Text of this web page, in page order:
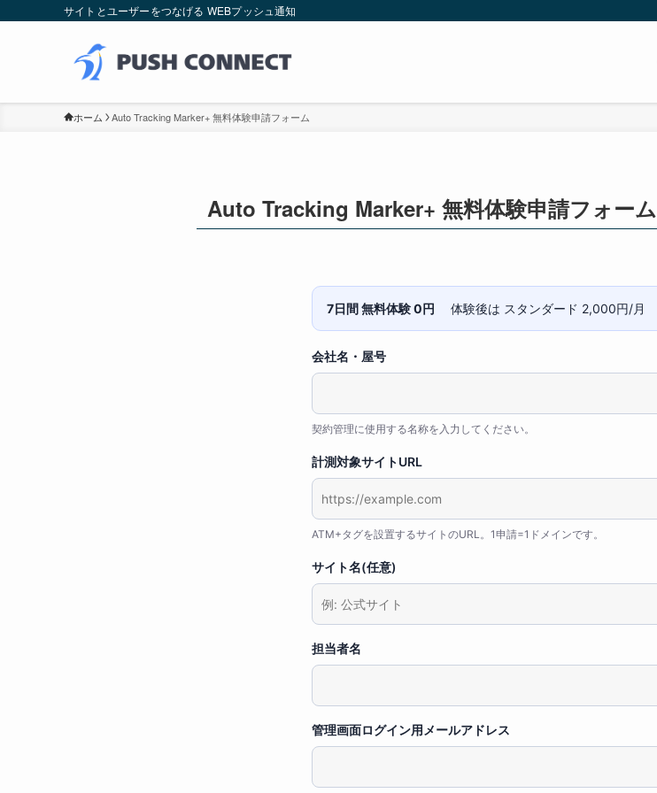
サイトとユーザーをつなげる WEBプッシュ通知
ホーム Auto Tracking Marker+ 無料体験申請フォーム
Auto Tracking Marker+ 無料体験申請フォーム
7日間 無料体験 0円 体験後は スタンダード 2,000円/月
会社名・屋号
契約管理に使用する名称を入力してください。
計測対象サイトURL
ATM+タグを設置するサイトのURL。1申請=1ドメインです。
サイト名(任意)
担当者名
管理画面ログイン用メールアドレス